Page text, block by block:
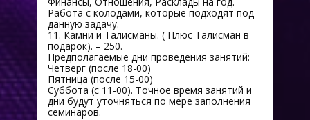
Работа с колодами, которые подходят под
данную задачу.
11. Камни и Талисманы. ( Плюс Талисман в
подарок). – 250.
Предполагаемые дни проведения занятий:
Четверг (после 18-00)
Пятница (после 15-00)
Суббота (с 11-00). Точное время занятий и
дни будут уточняться по мере заполнения
семинаров.